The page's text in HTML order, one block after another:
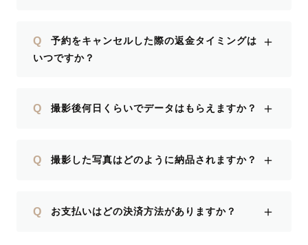
Q
予約をキャンセルした際の返金タイミングは
いつですか？
＋
Q 撮影後何日くらいでデータはもらえますか？ ＋
Q 撮影した写真はどのように納品されますか？ ＋
Q お支払いはどの決済方法がありますか？ ＋